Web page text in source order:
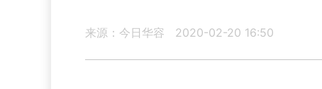
来源：今日华容 2020-02-20 16:50